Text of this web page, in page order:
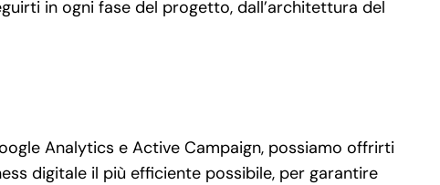
in ogni fase del progetto, dall’architettura del
Analytics e Active Campaign, possiamo offrirti
digitale il più efficiente possibile, per garantire